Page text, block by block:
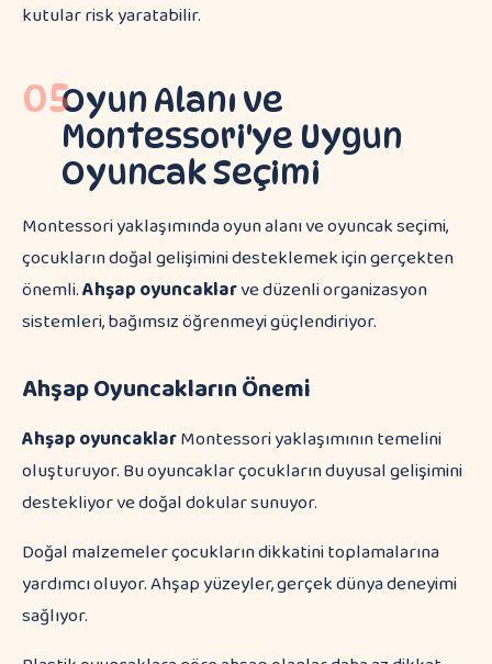
kutular risk yaratabilir.
05Oyun Alanı ve
Montessori'ye Uygun
Oyuncak Seçimi
Montessori yaklaşımında oyun alanı ve oyuncak seçimi,
çocukların doğal gelişimini desteklemek için gerçekten
önemli.Ahşap oyuncaklarve düzenli organizasyon
sistemleri, bağımsız öğrenmeyi güçlendiriyor.
Ahşap Oyuncakların Önemi
Ahşap oyuncaklarMontessori yaklaşımının temelini
oluşturuyor. Bu oyuncaklar çocukların duyusal gelişimini
destekliyor ve doğal dokular sunuyor.
Doğal malzemeler çocukların dikkatini toplamalarına
yardımcı oluyor. Ahşap yüzeyler, gerçek dünya deneyimi
sağlıyor.